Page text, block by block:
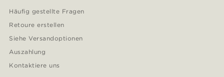
Häufig gestellte Fragen
Retoure erstellen
Siehe Versandoptionen
Auszahlung
Kontaktiere uns